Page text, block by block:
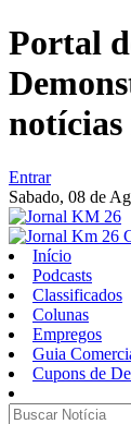
Portal
notícias
Entrar
Sabado, 08 de
Início
Podcasts
Classificados
Colunas
Empregos
Guia
Cupons de